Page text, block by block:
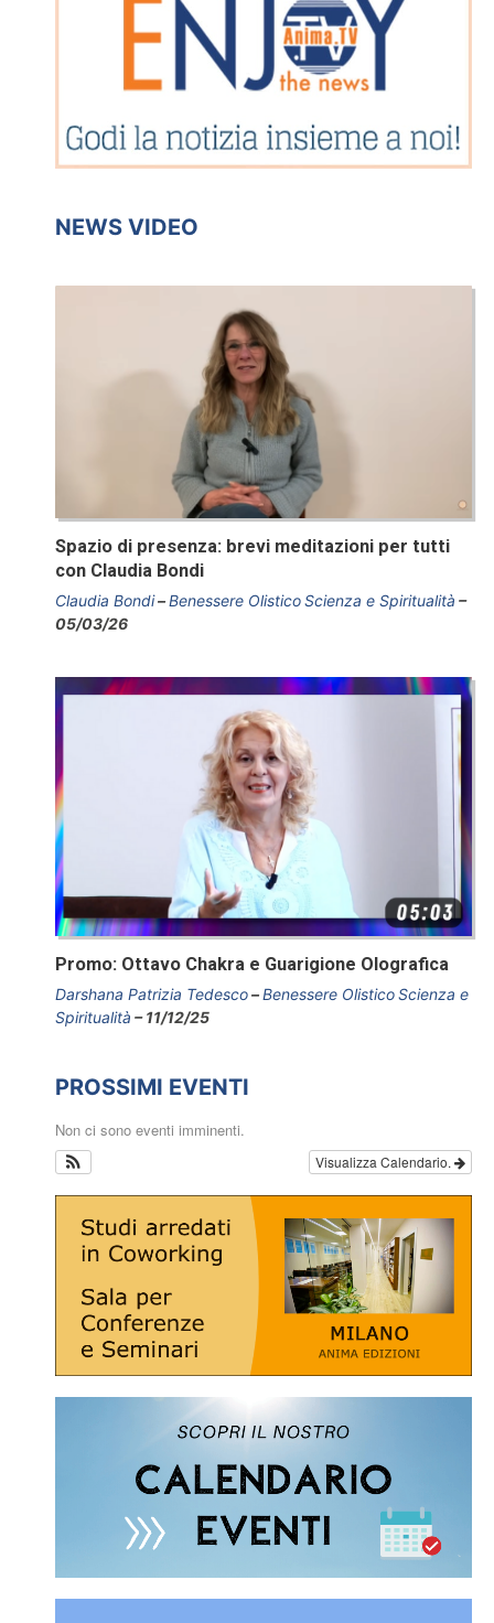
NEWS VIDEO
Spazio di presenza: brevi meditazioni per tutti
con Claudia Bondi
Claudia Bondi Benessere OlisticoScienza e Spiritualità
05/03/26
Promo: Ottavo Chakra e Guarigione Olografica
Darshana Patrizia Tedesco Benessere OlisticoScienza e
Spiritualità
11/12/25
PROSSIMI EVENTI
Non ci sono eventi imminenti.
Visualizza Calendario.